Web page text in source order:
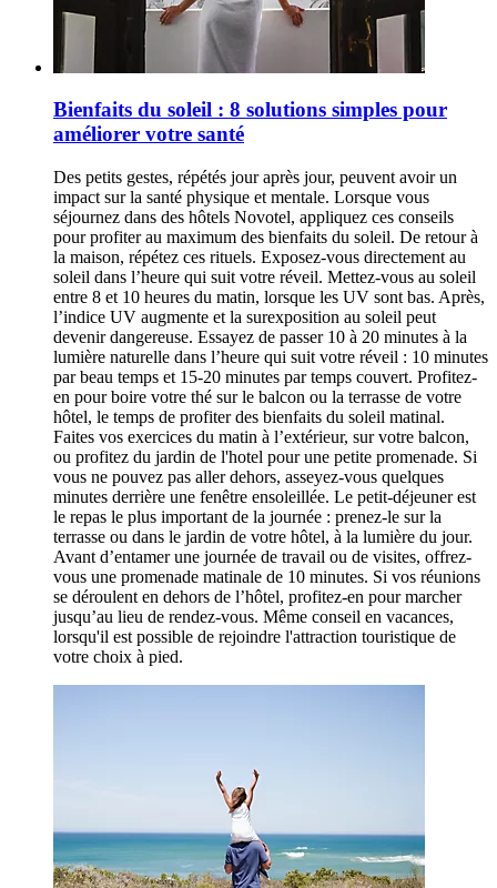
Bienfaits du soleil : 8 solutions simples pour
améliorer votre santé
Des petits gestes, répétés jour après jour, peuvent avoir un
impact sur la santé physique et mentale. Lorsque vous
séjournez dans des hôtels Novotel, appliquez ces conseils
pour profiter au maximum des bienfaits du soleil. De retour à
la maison, répétez ces rituels. Exposez-vous directement au
soleil dans l’heure qui suit votre réveil. Mettez-vous au soleil
entre 8 et 10 heures du matin, lorsque les UV sont bas. Après,
l’indice UV augmente et la surexposition au soleil peut
devenir dangereuse. Essayez de passer 10 à 20 minutes à la
lumière naturelle dans l’heure qui suit votre réveil : 10 minutes
par beau temps et 15-20 minutes par temps couvert. Profitez-
en pour boire votre thé sur le balcon ou la terrasse de votre
hôtel, le temps de profiter des bienfaits du soleil matinal.
Faites vos exercices du matin à l’extérieur, sur votre balcon,
ou profitez du jardin de l'hotel pour une petite promenade. Si
vous ne pouvez pas aller dehors, asseyez-vous quelques
minutes derrière une fenêtre ensoleillée. Le petit-déjeuner est
le repas le plus important de la journée : prenez-le sur la
terrasse ou dans le jardin de votre hôtel, à la lumière du jour.
Avant d’entamer une journée de travail ou de visites, offrez-
vous une promenade matinale de 10 minutes. Si vos réunions
se déroulent en dehors de l’hôtel, profitez-en pour marcher
jusqu’au lieu de rendez-vous. Même conseil en vacances,
lorsqu'il est possible de rejoindre l'attraction touristique de
votre choix à pied.